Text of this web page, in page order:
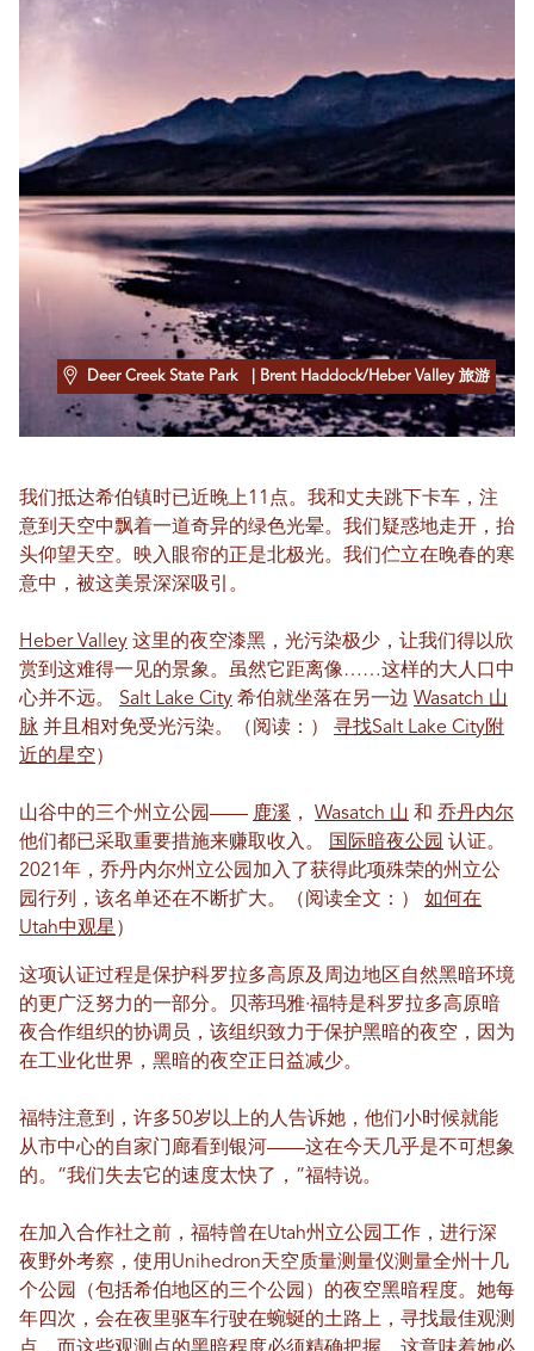
Deer Creek State Park | Brent Haddock/Heber Valley 旅游
我们抵达希伯镇时已近晚上11点。我和丈夫跳下卡车，注
意到天空中飘着一道奇异的绿色光晕。我们疑惑地走开，抬
头仰望天空。映入眼帘的正是北极光。我们伫立在晚春的寒
意中，被这美景深深吸引。
Heber Valley 这里的夜空漆黑，光污染极少，让我们得以欣
赏到这难得一见的景象。虽然它距离像……这样的大人口中
心并不远。 Salt Lake City 希伯就坐落在另一边 Wasatch 山
脉 并且相对免受光污染。（阅读：） 寻找Salt Lake City附
近的星空 ）
山谷中的三个州立公园—— 鹿溪 ， Wasatch 山 和 乔丹内尔
他们都已采取重要措施来赚取收入。
国际暗夜公园 认证。
2021年，乔丹内尔州立公园加入了获得此项殊荣的州立公
园行列，该名单还在不断扩大。（阅读全文：） 如何在
Utah中观星 ）
这项认证过程是保护科罗拉多高原及周边地区自然黑暗环境
的更广泛努力的一部分。贝蒂玛雅·福特是科罗拉多高原暗
夜合作组织的协调员，该组织致力于保护黑暗的夜空，因为
在工业化世界，黑暗的夜空正日益减少。
福特注意到，许多50岁以上的人告诉她，他们小时候就能
从市中心的自家门廊看到银河——这在今天几乎是不可想象
的。“我们失去它的速度太快了，”福特说。
在加入合作社之前，福特曾在Utah州立公园工作，进行深
夜野外考察，使用Unihedron天空质量测量仪测量全州十几
个公园（包括希伯地区的三个公园）的夜空黑暗程度。她每
年四次，会在夜里驱车行驶在蜿蜒的土路上，寻找最佳观测